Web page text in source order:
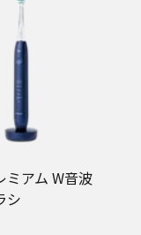
ミアム W音波
シ